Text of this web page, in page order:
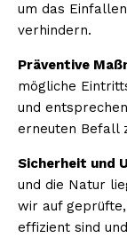
um das
verhindern.
Präventive
mögliche
und
erneuten Befall
Sicherheit und
und die Natur
wir auf
effizient sind